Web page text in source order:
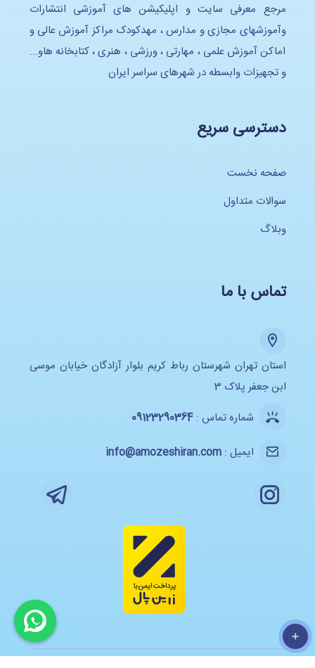
مرجع معرفی سایت و اپلیکیشن های آموزشی انتشارات
وآموزشهای مجازی و مدارس ، مهدکودک مراکز آموزش عالی و
اماکن آموزش علمی ، مهارتی ، ورزشی ، هنری ، کتابخانه هاو...
و تجهیزات وابسطه در شهرهای سراسر ایران
دسترسی سریع
صفحه نخست
سوالات متداول
وبلاگ
تماس با ما
استان تهران شهرستان رباط کریم بلوار آزادگان خیابان موسی
ابن جعفر پلاک 3
شماره تماس :09123290364
ایمیل :info@amozeshiran.com